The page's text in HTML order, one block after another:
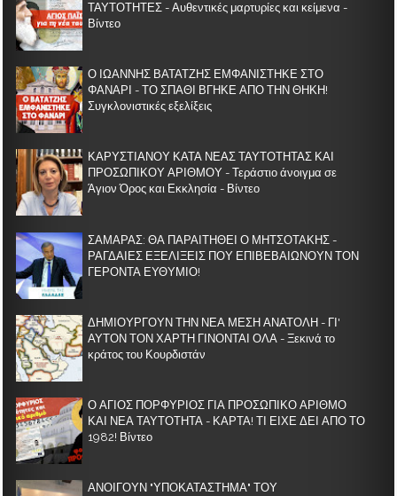
ΤΑΥΤΟΤΗΤΕΣ - Αυθεντικές μαρτυρίες και κείμενα -
Βίντεο
Ο ΙΩΑΝΝΗΣ ΒΑΤΑΤΖΗΣ ΕΜΦΑΝΙΣΤΗΚΕ ΣΤΟ
ΦΑΝΑΡΙ - ΤΟ ΣΠΑΘΙ ΒΓΗΚΕ ΑΠΟ ΤΗΝ ΘΗΚΗ!
Συγκλονιστικές εξελίξεις
ΚΑΡΥΣΤΙΑΝΟΥ ΚΑΤΑ ΝΕΑΣ ΤΑΥΤΟΤΗΤΑΣ ΚΑΙ
ΠΡΟΣΩΠΙΚΟΥ ΑΡΙΘΜΟΥ - Τεράστιο άνοιγμα σε
Άγιον Όρος και Εκκλησία - Βίντεο
ΣΑΜΑΡΑΣ: ΘΑ ΠΑΡΑΙΤΗΘΕΙ Ο ΜΗΤΣΟΤΑΚΗΣ -
ΡΑΓΔΑΙΕΣ ΕΞΕΛΙΞΕΙΣ ΠΟΥ ΕΠΙΒΕΒΑΙΩΝΟΥΝ ΤΟΝ
ΓΕΡΟΝΤΑ ΕΥΘΥΜΙΟ!
ΔΗΜΙΟΥΡΓΟΥΝ ΤΗΝ ΝΕΑ ΜΕΣΗ ΑΝΑΤΟΛΗ - ΓΙ'
ΑΥΤΟΝ ΤΟΝ ΧΑΡΤΗ ΓΙΝΟΝΤΑΙ ΟΛΑ - Ξεκινά το
κράτος του Κουρδιστάν
Ο ΑΓΙΟΣ ΠΟΡΦΥΡΙΟΣ ΓΙΑ ΠΡΟΣΩΠΙΚΟ ΑΡΙΘΜΟ
ΚΑΙ ΝΕΑ ΤΑΥΤΟΤΗΤΑ - ΚΑΡΤΑ! ΤΙ ΕΙΧΕ ΔΕΙ ΑΠΟ ΤΟ
1982! Βίντεο
ΑΝΟΙΓΟΥΝ "ΥΠΟΚΑΤΑΣΤΗΜΑ" ΤΟΥ